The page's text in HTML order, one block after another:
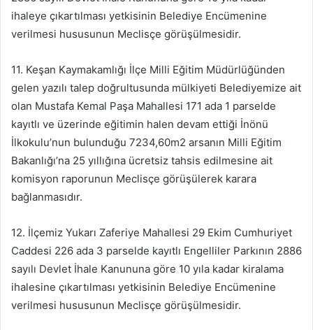
ihaleye çıkartılması yetkisinin Belediye Encümenine
verilmesi hususunun Meclisçe görüşülmesidir.
11. Keşan Kaymakamlığı İlçe Milli Eğitim Müdürlüğünden
gelen yazılı talep doğrultusunda mülkiyeti Belediyemize ait
olan Mustafa Kemal Paşa Mahallesi 171 ada 1 parselde
kayıtlı ve üzerinde eğitimin halen devam ettiği İnönü
İlkokulu’nun bulunduğu 7234,60m2 arsanın Milli Eğitim
Bakanlığı’na 25 yıllığına ücretsiz tahsis edilmesine ait
komisyon raporunun Meclisçe görüşülerek karara
bağlanmasıdır.
12. İlçemiz Yukarı Zaferiye Mahallesi 29 Ekim Cumhuriyet
Caddesi 226 ada 3 parselde kayıtlı Engelliler Parkının 2886
sayılı Devlet İhale Kanununa göre 10 yıla kadar kiralama
ihalesine çıkartılması yetkisinin Belediye Encümenine
verilmesi hususunun Meclisçe görüşülmesidir.